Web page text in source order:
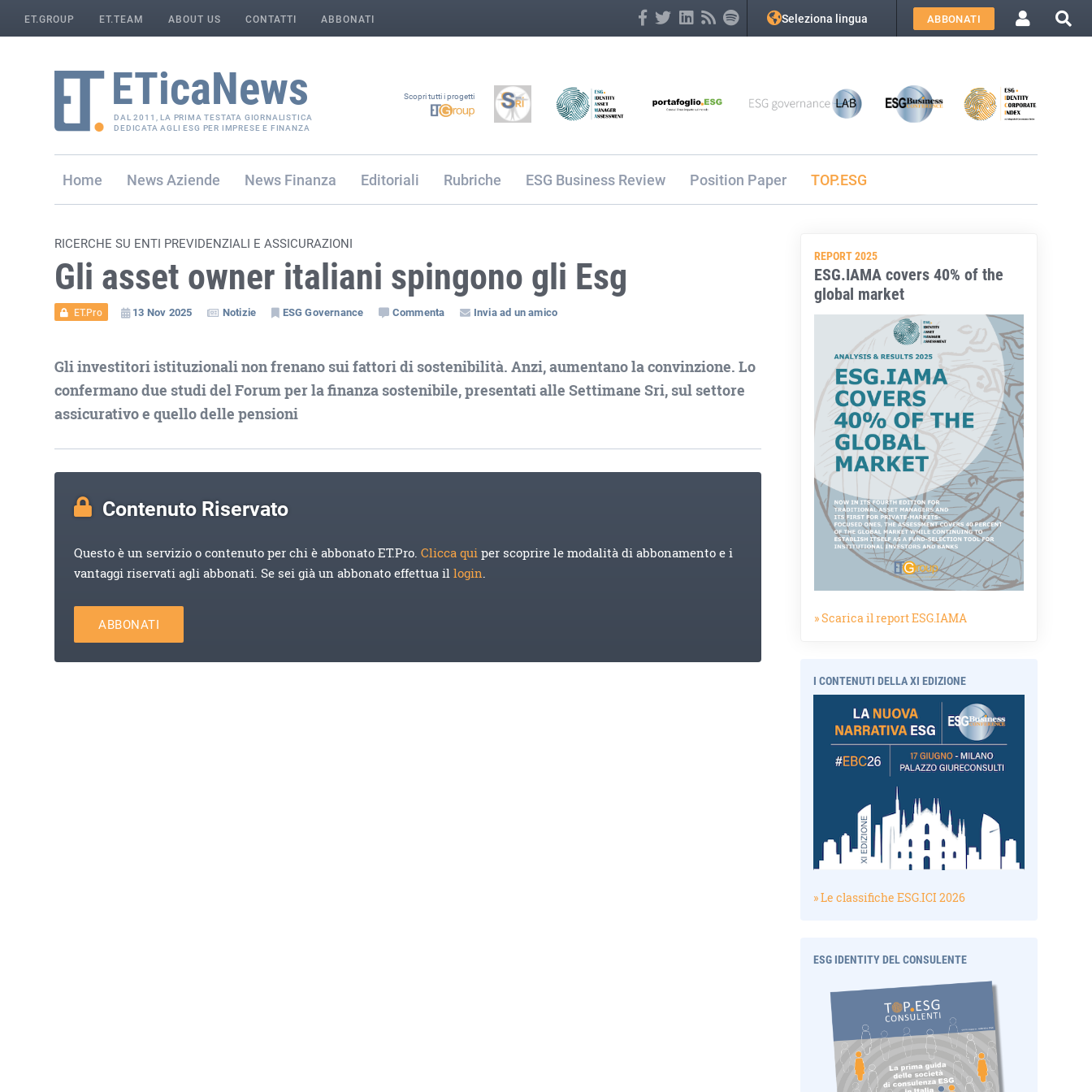
ET.GROUP ET.TEAM ABOUT US CONTATTI ABBONATI Seleziona lingua ABBONATI
DAL 2011, LA PRIMA TESTATA GIORNALISTICA
DEDICATA AGLI ESG PER IMPRESE E FINANZA
Scopri tutti i progetti
Home Aziende Finanza Editoriali Rubriche ESG Business Review Position Paper TOP.ESG
RICERCHE SU ENTI PREVIDENZIALI E ASSICURAZIONI
Gli asset owner italiani spingono gli Esg
ET.Pro 13 Nov 2025 Notizie ESG Governance Commenta Invia ad un amico
Gli investitori istituzionali non frenano sui fattori di sostenibilità. Anzi, aumentano la convinzione. Lo
confermano due studi del Forum per la finanza sostenibile, presentati alle Settimane Sri, sul settore
assicurativo e quello delle pensioni
Contenuto Riservato
Questo è un servizio o contenuto per chi è abbonato ET.Pro.Clicca quiper scoprire le modalità di abbonamento e i
vantaggi riservati agli abbonati. Se sei già un abbonato effettua illogin.
ABBONATI
REPORT 2025
ESG.IAMA covers 40% of the
global market
» Scarica il report ESG.IAMA
I CONTENUTI DELLA XI EDIZIONE
» Le classifiche ESG.ICI 2026
ESG IDENTITY DEL CONSULENTE